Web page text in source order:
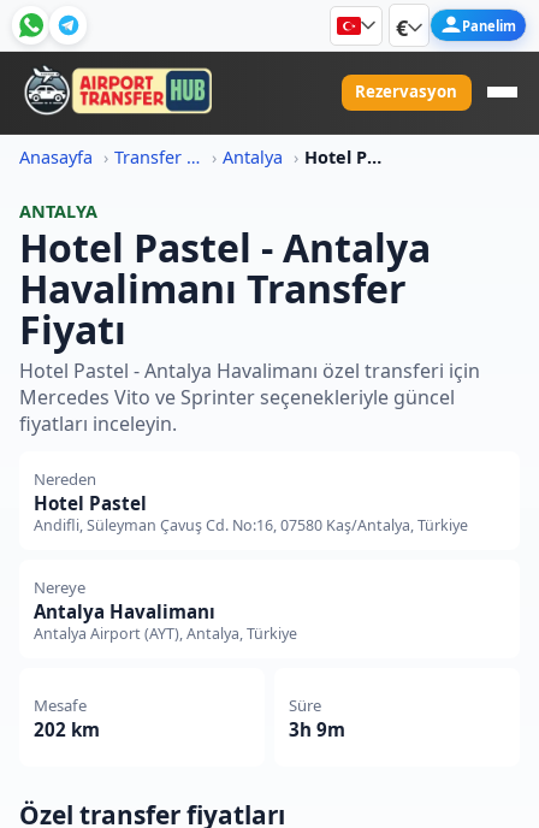
€ Panelim
Rezervasyon
Anasayfa Transfer Fiyat Bilgileri Antalya Hotel Pastel Antalya Havalimani Transfer Fiyati
ANTALYA
Hotel Pastel - Antalya
Havalimanı Transfer
Fiyatı
Hotel Pastel - Antalya Havalimanı özel transferi için
Mercedes Vito ve Sprinter seçenekleriyle güncel
fiyatları inceleyin.
Nereden
Hotel Pastel
Andifli, Süleyman Çavuş Cd. No:16, 07580 Kaş/Antalya, Türkiye
Nereye
Antalya Havalimanı
Antalya Airport (AYT), Antalya, Türkiye
Mesafe
202 km
Süre
3h 9m
Özel transfer fiyatları